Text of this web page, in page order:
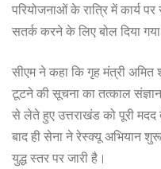
परियोजनाओं के रात्रि में कार्य
सतर्क करने के लिए बोल दिया
सीएम ने कहा कि गृह मंत्री अमित
टूटने की सूचना का तत्काल
से लेते हुए उत्तराखंड को पूरी
बाद ही सेना ने रेस्क्यू अभियान
युद्ध स्तर पर जारी है।